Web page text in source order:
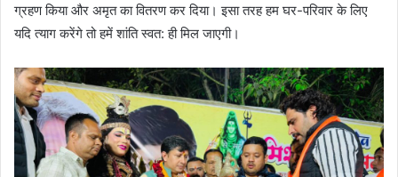
ग्रहण किया और अमृत का वितरण कर दिया। इसा तरह हम घर-परिवार के लिए
यदि त्याग करेंगे तो हमें शांति स्वत: ही मिल जाएगी।